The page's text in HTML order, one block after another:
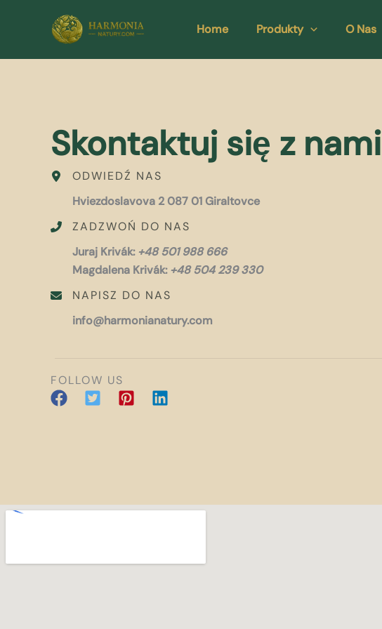
Home Produkty O Nas
Skontaktuj się z nami
ODWIEDŹ NAS
Hviezdoslavova 2 087 01 Giraltovce
ZADZWOŃ DO NAS
Juraj Krivák: +48 501 988 666
Magdalena Krivák: +48 504 239 330
NAPISZ DO NAS
info@harmonianatury.com
FOLLOW US